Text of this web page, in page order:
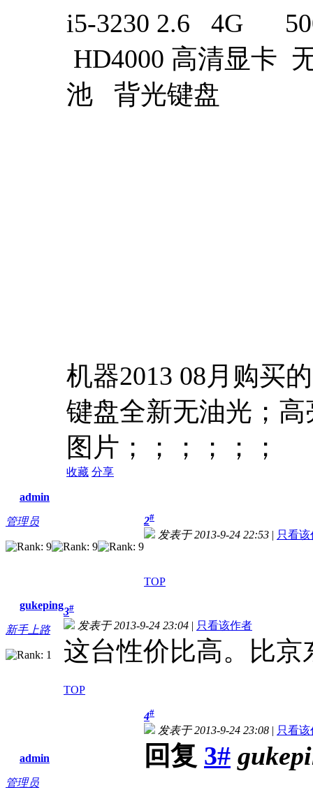
i5-3230 2.6 4G
HD4000 高清显卡
池 背光键盘
机器2013 08月购买
键盘全新无油光；
图片；；；；；；
收藏 分享
admin
管理员 2#
发表于 2013-9-24 22:53 | 只看该
TOP
gukeping
新手上路
3#
发表于 2013-9-24 23:04 | 只看该作者
这台性价比高。比京
TOP
admin
管理员
4#
发表于 2013-9-24 23:08 | 只看该
回复 3#